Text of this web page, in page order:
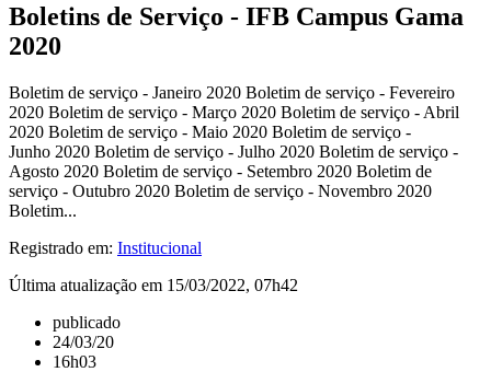
Boletins de Serviço - IFB Campus Gama
2020
Boletim de serviço - Janeiro 2020 Boletim de serviço - Fevereiro
2020 Boletim de serviço - Março 2020 Boletim de serviço - Abril
2020 Boletim de serviço - Maio 2020 Boletim de serviço -
Junho 2020 Boletim de serviço - Julho 2020 Boletim de serviço -
Agosto 2020 Boletim de serviço - Setembro 2020 Boletim de
serviço - Outubro 2020 Boletim de serviço - Novembro 2020
Boletim...
Registrado em: Institucional
Última atualização em 15/03/2022, 07h42
publicado
24/03/20
16h03